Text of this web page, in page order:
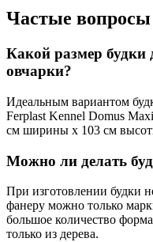
Частые вопросы
Какой размер будки
овчарки?
Идеальным вариантом
Ferplast Kennel Domus
см ширины х 103 см
Можно ли делать
При изготовлении будки
фанеру можно только
большое количество
только из дерева.